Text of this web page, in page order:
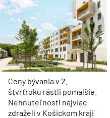
Ceny bývania v 2.
štvrťroku rástli pomalšie.
Nehnuteľnosti najviac
zdraželi v Košickom kraji